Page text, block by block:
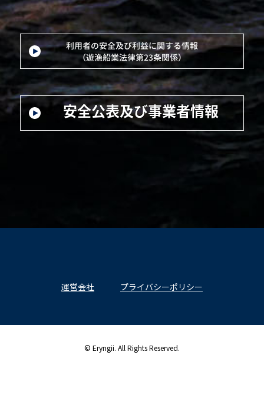
運営会社 プライバシーポリシー
© Eryngii. All Rights Reserved.